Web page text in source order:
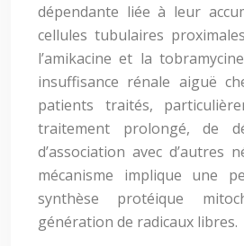
dépendante liée à leur
cellules tubulaires
l’amikacine et la
insuffisance rénale aiguë
patients traités,
traitement prolongé, de
d’association avec d’autres
mécanisme implique une
synthèse protéique
génération de radicaux libres.